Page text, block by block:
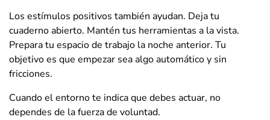
Los estímulos positivos también ayudan. Deja tu
cuaderno abierto. Mantén tus herramientas a la vista.
Prepara tu espacio de trabajo la noche anterior. Tu
objetivo es que empezar sea algo automático y sin
fricciones.
Cuando el entorno te indica que debes actuar, no
dependes de la fuerza de voluntad.